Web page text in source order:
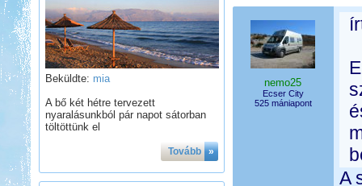
Beküldte: mia
A bő két hétre tervezett
nyaralásunkból pár napot sátorban
töltöttünk el
Tovább »
nemo25
Ecser City
525 mániapont
A